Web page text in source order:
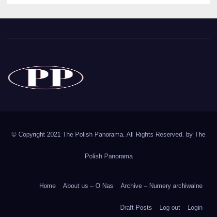
© Copyright 2021 The Polish Panorama. All Rights Reserved. by The
Polish Panorama
Home About us – O Nas Archive – Numery archiwalne
Draft Posts Log out Login